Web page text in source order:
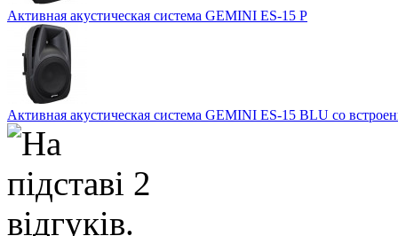
Активная акустическая система GEMINI ES-15 P
Активная акустическая система GEMINI ES-15 BLU со